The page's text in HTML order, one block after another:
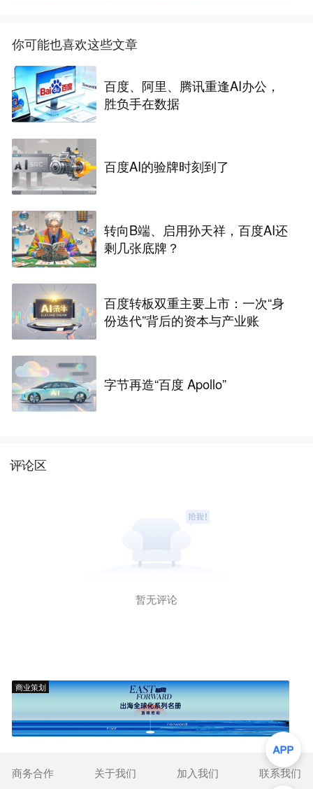
你可能也喜欢这些文章
百度、阿里、腾讯重逢AI办公，
胜负手在数据
百度AI的验牌时刻到了
转向B端、启用孙天祥，百度AI还
剩几张底牌？
百度转板双重主要上市：一次“身
份迭代”背后的资本与产业账
字节再造“百度 Apollo”
评论区
暂无评论
商业策划
商务合作 关于我们 加入我们 联系我们